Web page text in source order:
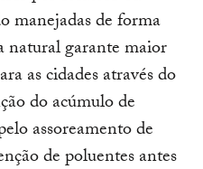
manejadas de forma
natural garante maior
as cidades através do
do acúmulo de
assoreamento de
de poluentes antes